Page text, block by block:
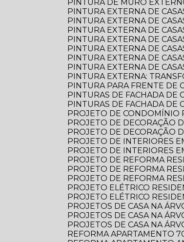
PINTURA DE MURO
PINTURA EXTERNA DE
PINTURA EXTERNA DE
PINTURA EXTERNA DE
PINTURA EXTERNA DE
PINTURA EXTERNA DE
PINTURA EXTERNA DE
PINTURA EXTERNA DE
PINTURA EXTERNA:
PINTURA PARA FRENTE DE
PINTURAS DE FACHADA
PINTURAS DE FACHADA DE
PROJETO DE
PROJETO DE DECORAÇÃO
PROJETO DE DECORAÇÃO
PROJETO DE INTERIORES
PROJETO DE INTERIORES
PROJETO DE REFORMA
PROJETO DE REFORMA
PROJETO DE REFORMA
PROJETO ELÉTRICO
PROJETO ELÉTRICO
PROJETOS DE CASA NA
PROJETOS DE CASA NA
PROJETOS DE CASA NA
REFORMA APARTAMENTO